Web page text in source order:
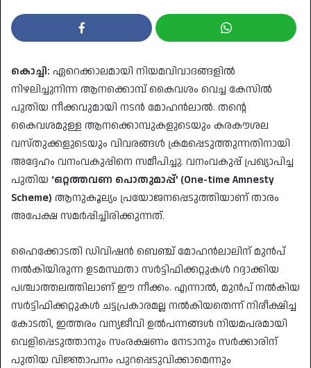
കൊച്ചി: ഏറെക്കാലമായി നിയമവിവാദങ്ങളിൽ
നിഴലിച്ചുനിന്ന ആനക്കൊമ്പ് കൈവശം വെച്ച കേസിൽ
പുതിയ നീക്കവുമായി നടൻ മോഹൻലാൽ. തന്റെ
കൈവശമുള്ള ആനക്കൊമ്പുകളുടെയും കരകൗശല
വസ്തുക്കളുടെയും വിവരങ്ങൾ ക്രമപ്പെടുത്തുന്നതിനായി
അദ്ദേഹം വനംവകുപ്പിനെ സമീപിച്ചു. വനംവകുപ്പ് പ്രഖ്യാപിച്ച
പുതിയ ‘ഒറ്റത്തവണ പൊതുമാപ്പ്’ (One-time Amnesty
Scheme) ആനുകൂല്യം പ്രയോജനപ്പെടുത്തിയാണ് താരം
അപേക്ഷ സമർപ്പിച്ചിരിക്കുന്നത്.
​ഹൈക്കോടതി ഡിവിഷൻ ബെഞ്ച് മോഹൻലാലിന് മുൻപ്
നൽകിയിരുന്ന ഉടമസ്ഥതാ സർട്ടിഫിക്കറ്റുകൾ റദ്ദാക്കിയ
പശ്ചാത്തലത്തിലാണ് ഈ നീക്കം. എന്നാൽ, മുൻപ് നൽകിയ
സർട്ടിഫിക്കറ്റുകൾ ചട്ടപ്രകാരമല്ല നൽകിയതെന്ന് നിരീക്ഷിച്ച
കോടതി, ഇത്തരം വന്യജീവി ഉൽപന്നങ്ങൾ നിയമപരമായി
വെളിപ്പെടുത്താനും സംരക്ഷണം നേടാനും സർക്കാരിന്
പുതിയ വിജ്ഞാപനം പുറപ്പെടുവിക്കാമെന്നും